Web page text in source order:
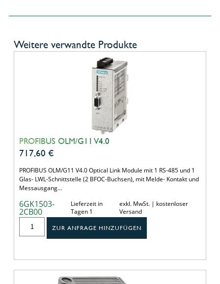
Weitere verwandte Produkte
PROFIBUS OLM/G11 V4.0
717,60 €
PROFIBUS OLM/G11 V4.0 Optical Link Module mit 1 RS-485 und 1
Glas- LWL-Schnittstelle (2 BFOC-Buchsen), mit Melde- Kontakt und
Messausgang…
6GK1503-
2CB00
Lieferzeit in
Tagen 1
exkl. MwSt. | kostenloser
Versand
ZUR ANFRAGE HINZUFÜGEN